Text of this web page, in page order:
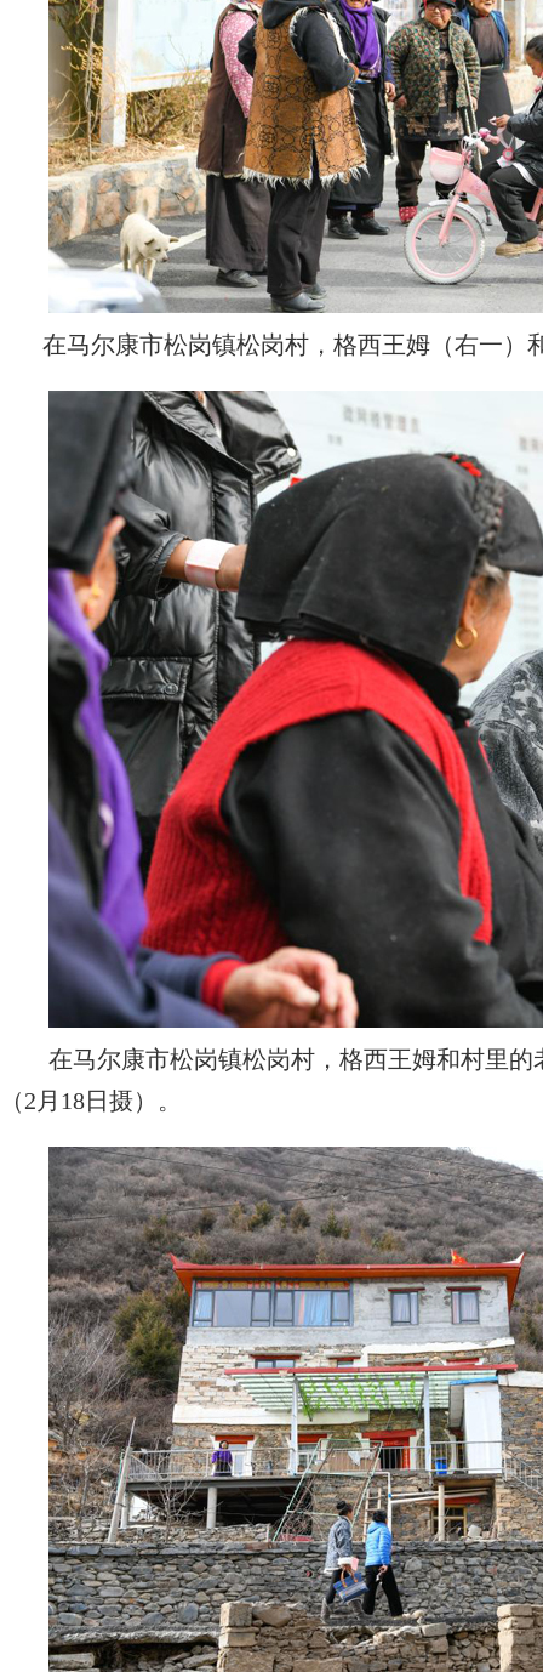
在马尔康市松岗镇松岗村，格西王姆（右一）
在马尔康市松岗镇松岗村，格西王姆和村里的
（2月18日摄）。